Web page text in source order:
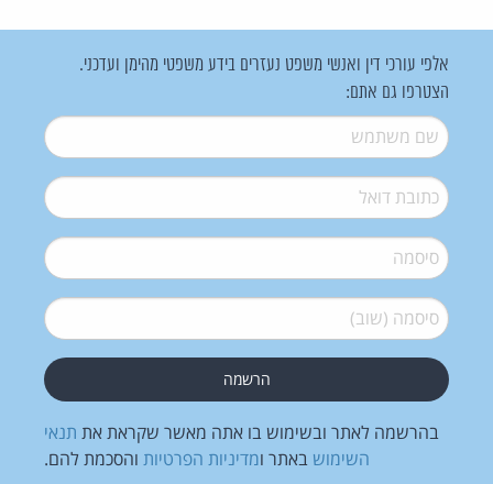
אלפי עורכי דין ואנשי משפט נעזרים בידע משפטי מהימן ועדכני.
הצטרפו גם אתם:
שם משתמש*
דואל*
סיסמה*
סיסמה (שוב)*
בהרשמה לאתר ובשימוש בו אתה מאשר שקראת את תנאי
השימוש באתר ומדיניות הפרטיות והסכמת להם.